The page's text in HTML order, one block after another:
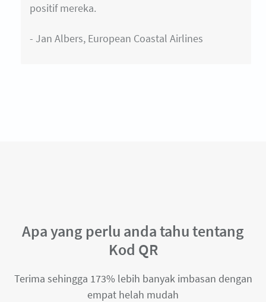
positif mereka.
- Jan Albers, European Coastal Airlines
Apa yang perlu anda tahu tentang
Kod QR
Terima sehingga 173% lebih banyak imbasan dengan
empat helah mudah